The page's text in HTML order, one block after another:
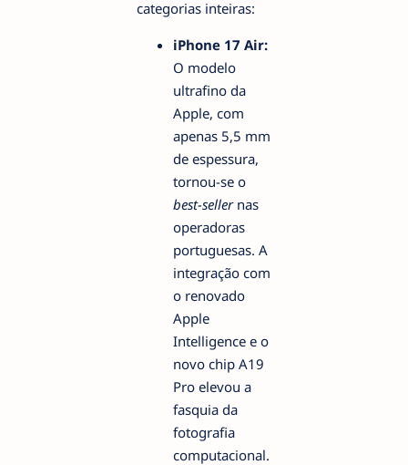
categorias inteiras:
iPhone 17 Air:
O modelo
ultrafino da
Apple, com
apenas 5,5 mm
de espessura,
tornou-se o
best-sellernas
operadoras
portuguesas. A
integração com
o renovado
Apple
Intelligence e o
novo chip A19
Pro elevou a
fasquia da
fotografia
computacional.